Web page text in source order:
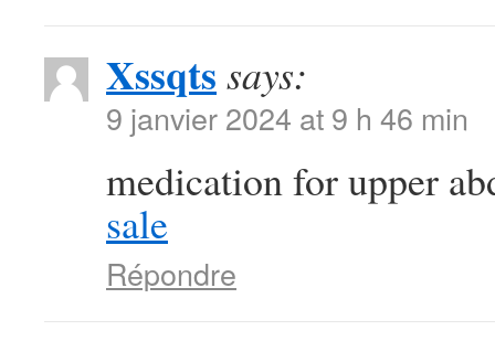
Xssqts says:
9 janvier 2024 at 9 h 46 min
medication for upper
sale
Répondre